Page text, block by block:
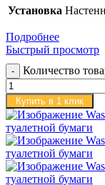
Установка
Подробнее
Быстрый просмотр
Количество
Купить в 1 клик